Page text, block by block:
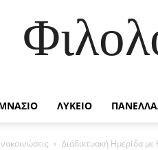
ΛΥΚΕΙΟ
Διαδικτυακή Ημερίδα